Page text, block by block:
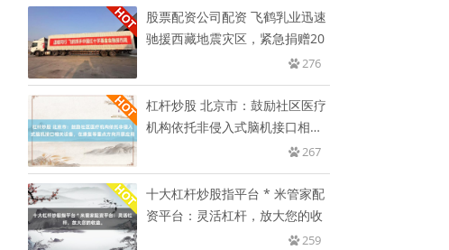
股票配资公司配资 飞鹤乳业迅速
驰援西藏地震灾区，紧急捐赠20
276
杠杆炒股 北京市：鼓励社区医疗
机构依托非侵入式脑机接口相关
267
十大杠杆炒股指平台 * 米管家配
资平台：灵活杠杆，放大您的收
259